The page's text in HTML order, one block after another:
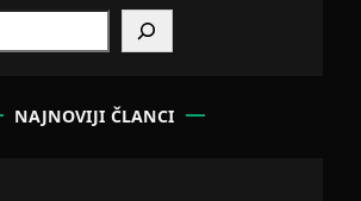
NAJNOVIJI ČLANCI